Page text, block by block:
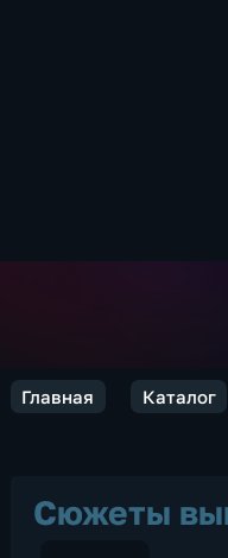
Главная Каталог
Сюжеты